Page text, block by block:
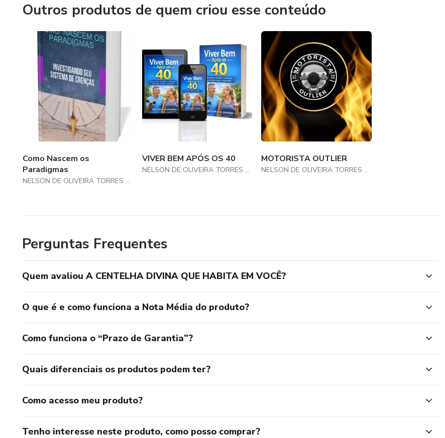
Outros produtos de quem criou esse conteúdo
Como Nascem os
Paradigmas
NELSON DE OLIVEIRA TORRES MALDONADO
VIVER BEM APÓS OS 40
NELSON DE OLIVEIRA TORRES MALDONADO
MOTORISTA OUTLIER
NELSON DE OLIVEIRA TORRES MALDONADO
Perguntas Frequentes
Quem avaliou A CENTELHA DIVINA QUE HABITA EM VOCÊ?
O que é e como funciona a Nota Média do produto?
Como funciona o “Prazo de Garantia”?
Quais diferenciais os produtos podem ter?
Como acesso meu produto?
Tenho interesse neste produto, como posso comprar?